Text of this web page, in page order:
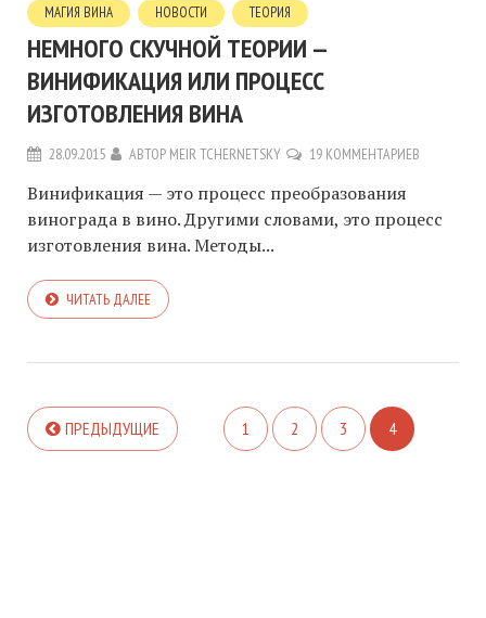
МАГИЯ ВИНА НОВОСТИ ТЕОРИЯ
НЕМНОГО СКУЧНОЙ ТЕОРИИ —
ВИНИФИКАЦИЯ ИЛИ ПРОЦЕСС
ИЗГОТОВЛЕНИЯ ВИНА
28.09.2015 АВТОР MEIR TCHERNETSKY 19 КОММЕНТАРИЕВ
Винификация — это процесс преобразования
винограда в вино. Другими словами, это процесс
изготовления вина. Методы...
ЧИТАТЬ ДАЛЕЕ
ПРЕДЫДУЩИЕ 1 2 3 4